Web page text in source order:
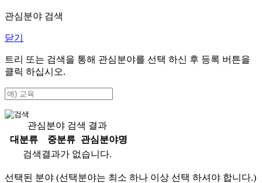
관심분야 검색
닫기
트리 또는 검색을 통해 관심분야를 선택 하신 후 등록 버튼을
클릭 하십시오.
관심분야 검색 결과
대분류
중분류
관심분야명
검색결과가 없습니다.
선택된 분야 (선택분야는 최소 하나 이상 선택 하셔야 합니다.)